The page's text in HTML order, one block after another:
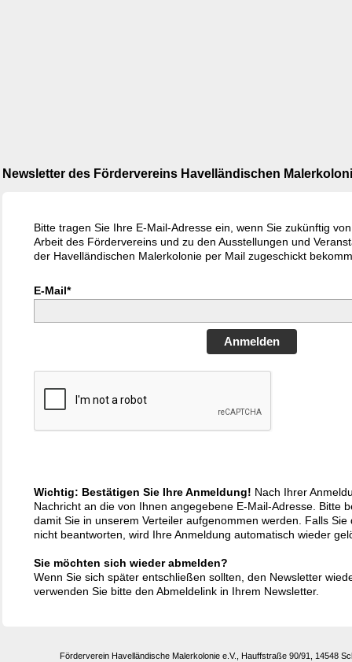
Newsletter des Fördervereins Havelländischen
Bitte tragen Sie Ihre E-Mail-Adresse ein, wenn Sie zukünftig
Arbeit des Fördervereins und zu den Ausstellungen und
der Havelländischen Malerkolonie per Mail zugeschickt
E-Mail*
Anmelden
Wichtig: Bestätigen Sie Ihre Anmeldung! Nach Ihrer
Nachricht an die von Ihnen angegebene E-Mail-Adresse. Bitte
damit Sie in unserem Verteiler aufgenommen werden. Falls Sie
nicht beantworten, wird Ihre Anmeldung automatisch wieder
Sie möchten sich wieder abmelden?
Wenn Sie sich später entschließen sollten, den Newsletter
verwenden Sie bitte den Abmeldelink in Ihrem Newsletter.
Förderverein Havelländische Malerkolonie e.V., Hauffstraße 90/91, 14548